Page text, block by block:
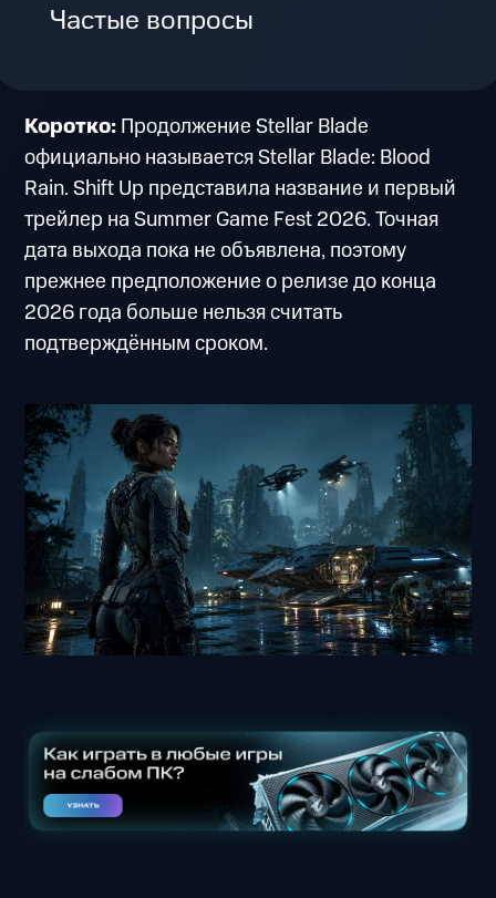
Частые вопросы
Коротко:Продолжение Stellar Blade
официально называется Stellar Blade: Blood
Rain. Shift Up представила название и первый
трейлер на Summer Game Fest 2026. Точная
дата выхода пока не объявлена, поэтому
прежнее предположение о релизе до конца
2026 года больше нельзя считать
подтверждённым сроком.